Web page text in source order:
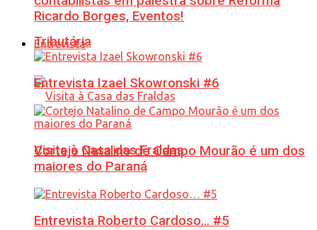
Tributária
Visita à Casa das Fraldas
Ricardo Borges, Eventos!
Entrevista
Entrevista Izael Skowronski #6
Cortejo Natalino de Campo Mourão é um dos
maiores do Paraná
Entrevista Roberto Cardoso… #5